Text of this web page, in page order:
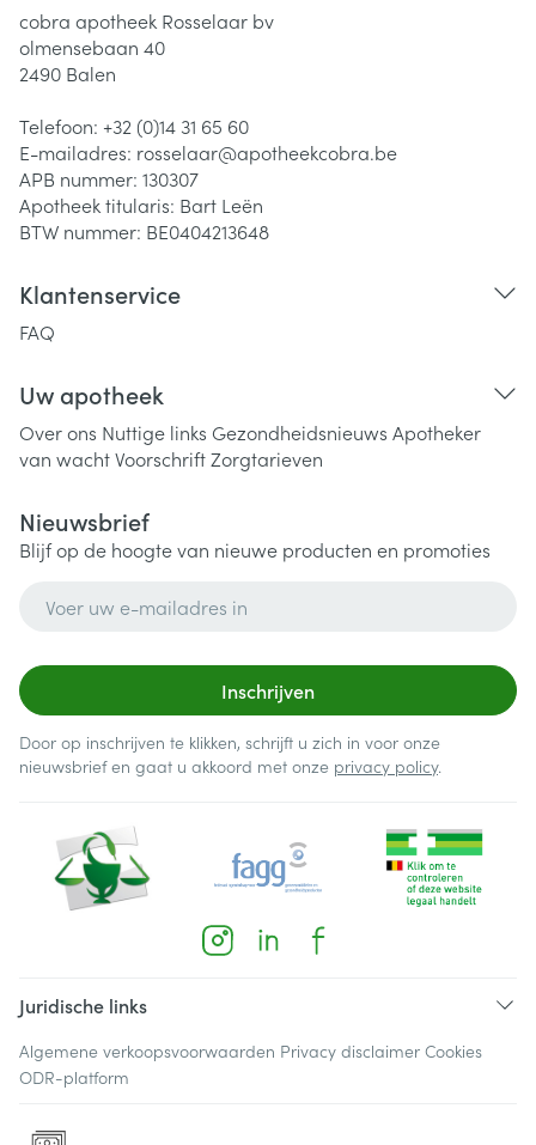
cobra apotheek Rosselaar bv
olmensebaan 40
2490 Balen
Telefoon: +32 (0)14 31 65 60
E-mailadres: rosselaar@apotheekcobra.be
APB nummer: 130307
Apotheek titularis: Bart Leën
BTW nummer: BE0404213648
Klantenservice
FAQ
Uw apotheek
Over ons Nuttige links Gezondheidsnieuws Apotheker
van wachtVoorschriftZorgtarieven
Nieuwsbrief
Blijf op de hoogte van nieuwe producten en promoties
Inschrijven
Door op inschrijven te klikken, schrijft u zich in voor onze
nieuwsbrief en gaat u akkoord met onze privacy policy.
Juridische links
Algemene verkoopsvoorwaarden Privacy disclaimer Cookies
ODR-platform